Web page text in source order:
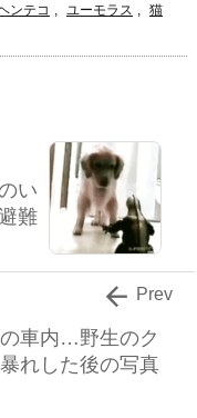
ンテコ , ユーモラス , 猫
い
難
車内…野生のク
れした後の写真
 Prev